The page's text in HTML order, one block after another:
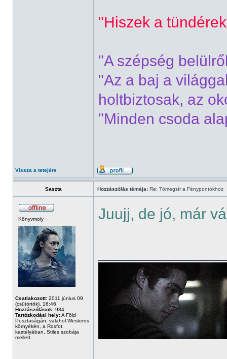
"Hiszek a
"A szépség
"Az a baj a
holtbiztosak, az
"Minden csoda
Vissza a tetejére
Saszta Hozzászólás témája: Re: Tömegsír a Fénypontokhoz
Könyvmoly
Csatlakozott: 2011 június 09
(csütörtök), 16:46
Hozzászólások: 984
Tartózkodási hely:A Föld
Pusztaságán, valahol Westeros
környékén, a Roxfot
kastélyában, Stiles szobája
mellett.
Juujj, de jó, már